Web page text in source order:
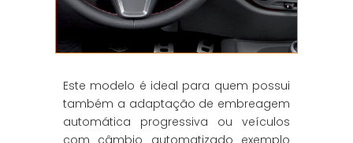
Este modelo é ideal para quem possui
também a adaptação de embreagem
automática progressiva ou veículos
com câmbio automatizado exemplo